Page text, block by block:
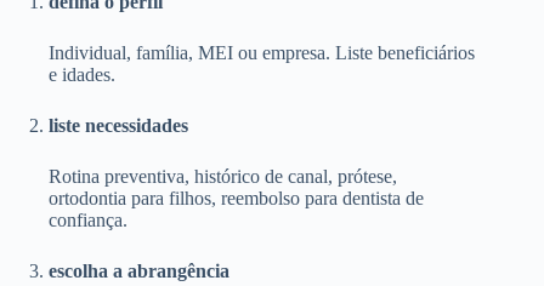
Individual, família, MEI ou empresa. Liste beneficiários
e idades.
liste necessidades
Rotina preventiva, histórico de canal, prótese,
ortodontia para filhos, reembolso para dentista de
confiança.
escolha a abrangência